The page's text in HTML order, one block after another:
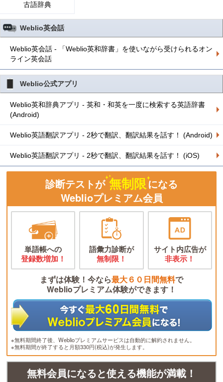
古語辞典
Weblio英会話
Weblio英会話 - 「Weblio英和辞書」を使いながら受けられるオン
ライン英会話
Weblio公式アプリ
Weblio英和辞典アプリ - 英和・和英を一度に検索する英語辞書
(Android)
Weblio英語翻訳アプリ - 2秒で翻訳、翻訳結果を話す！ (Android)
Weblio英語翻訳アプリ - 2秒で翻訳、翻訳結果を話す！ (iOS)
診断テストが 無制限になる
Weblioプレミアム会員
単語帳への
登録数増加！
語彙力診断が
無制限！
サイト内広告が
非表示！
まずは体験！今なら最大６０日間無料で
Weblioプレミアム体験ができます！
※無料期間終了後、Weblioプレミアムサービスは自動的に解約されません。
※無料期間が終了すると月額330円(税込)が発生します。
無料会員になると使える機能が満載！